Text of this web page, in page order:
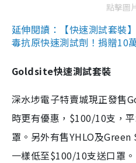
點擊圖
延伸閱讀：【快速測試套裝
毒抗原快速測試劑！捐贈10
Goldsite快速測試套裝
深水埗電子特賣城現正發售
時更有優惠，$100/10支，
罩。另外有售YHLO及Green
一樣低至$100/10支送口罩。